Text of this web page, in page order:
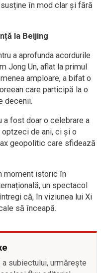
în mod clar și fără
la Beijing
a aprofunda acordurile
Jong Un, aflat la primul
amploare, a bifat o
care participă la o
decenii.
a fost doar o celebrare a
de ani, ci și o
geopolitic care sfidează
moment istoric în
un spectacol
că, în viziunea lui Xi
să înceapă.
subiectului, urmărește